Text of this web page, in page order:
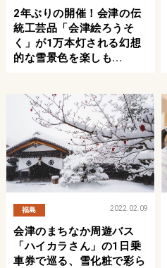
2年ぶりの開催！会津の伝
統工芸品「会津絵ろうそ
く」が1万本灯される幻想
的な雪景色を楽しも...
福島 2022.02.09
会津のまちなか周遊バス
「ハイカラさん」の1日乗
車券で巡る、雪化粧で彩ら